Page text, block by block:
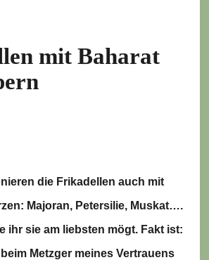
mit Baharat
die Frikadellen auch mit
: Majoran, Petersilie, Muskat….
ihr sie am liebsten mögt. Fakt ist:
Metzger meines Vertrauens